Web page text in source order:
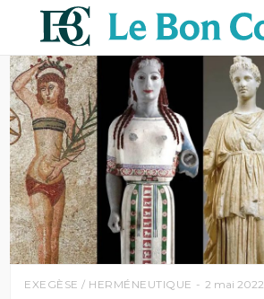
EXEGÈSE / HERMÉNEUTIQUE 2 mai 2022